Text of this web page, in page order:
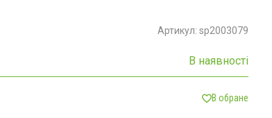
Артикул: sp2003079
В наявності
В обране